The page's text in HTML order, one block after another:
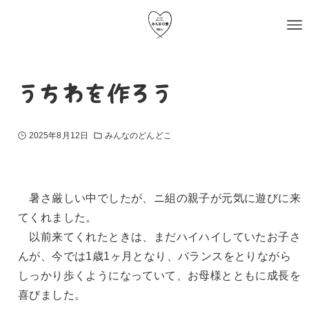
うちわを作ろう
2025年8月12日 みんなのどんどこ
暑さ厳しい中でしたが、ニ組の親子が元気に遊びに来
てくれました。
以前来てくれたときは、まだハイハイしていたお子さ
んが、今では1歳1ヶ月となり、バランスをとりながら
しっかり歩くようになっていて、お母様とともに成長を
喜びました。